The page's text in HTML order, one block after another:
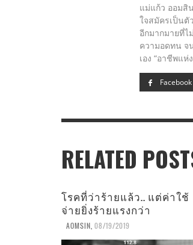
แม่แก้ว ออมสิ
ใจสมัครเป็นตั
อีกมากมายที่ไ
ความอดทน จ
เอง “อาชีพแห่
Facebook
RELATED
โรคที่ว่าร้ายแล้ว.. แต่ค่าใช้
จ่ายยิ่งร้ายแรงกว่า
AOMSIN 08/19/2019